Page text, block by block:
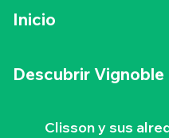
Inicio
Descubrir Vignoble
Clisson y sus
la continuidad de